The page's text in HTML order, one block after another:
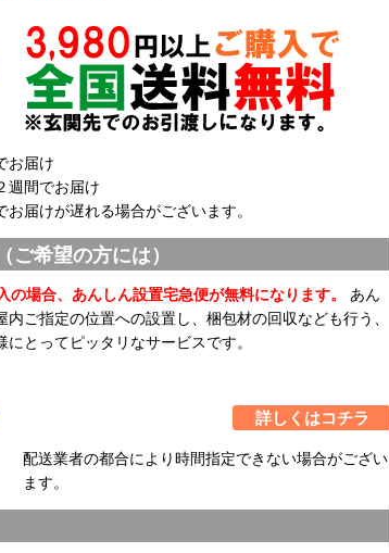
お届け
週間でお届け
届けが遅れる場合がございます。
ご希望の方には）
の場合、あんしん設置宅急便が無料になります。
あん
内ご指定の位置への設置し、梱包材の回収なども行う、
とってピッタリなサービスです。
詳しくはコチラ
配送業者の都合により時間指定できない場合がござい
ます。